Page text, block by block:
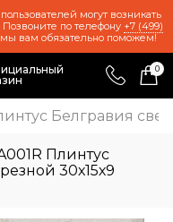
могут возникать
по телефону +7 (499)
вам обязательно поможем!
0
Белгравия
Плинтус
30х15х9